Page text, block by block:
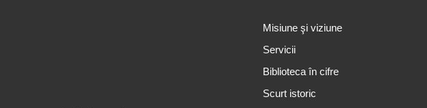
Misiune şi viziune
Servicii
Biblioteca în cifre
Scurt istoric